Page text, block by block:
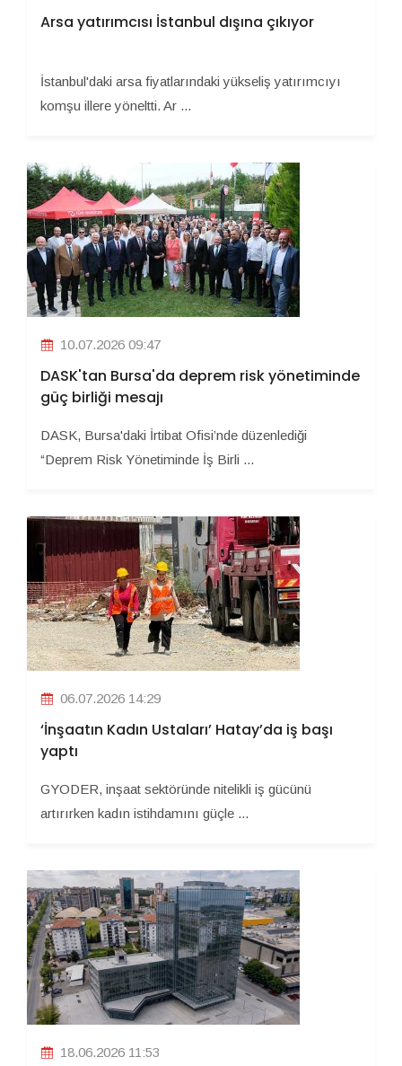
Arsa yatırımcısı İstanbul dışına çıkıyor
İstanbul'daki arsa fiyatlarındaki yükseliş yatırımcıyı
komşu illere yöneltti. Ar ...
10.07.2026 09:47
DASK'tan Bursa'da deprem risk yönetiminde
güç birliği mesajı
DASK, Bursa'daki İrtibat Ofisi’nde düzenlediği
“Deprem Risk Yönetiminde İş Birli ...
06.07.2026 14:29
‘İnşaatın Kadın Ustaları’ Hatay’da iş başı
yaptı
GYODER, inşaat sektöründe nitelikli iş gücünü
artırırken kadın istihdamını güçle ...
18.06.2026 11:53